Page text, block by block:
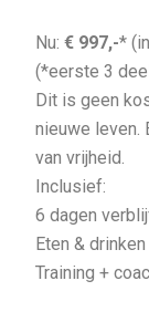
Nu: € 997,-*
(*eerste 3
Dit is geen
nieuwe leven.
van vrijheid.
Inclusief:
6 dagen
Eten &
Training +